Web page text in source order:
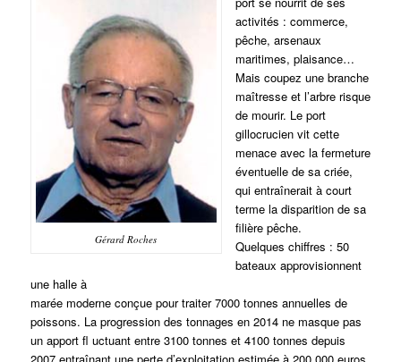
Gérard Roches
activités : commerce,
pêche, arsenaux
maritimes, plaisance…
Mais coupez une branche
maîtresse et l’arbre risque
de mourir. Le port
gillocrucien vit cette
menace avec la fermeture
éventuelle de sa criée,
qui entraînerait à court
terme la disparition de sa
filière pêche.
Quelques chiffres : 50
bateaux approvisionnent
une halle à
marée moderne conçue pour traiter 7000 tonnes annuelles de
poissons. La progression des tonnages en 2014 ne masque pas
un apport fl uctuant entre 3100 tonnes et 4100 tonnes depuis